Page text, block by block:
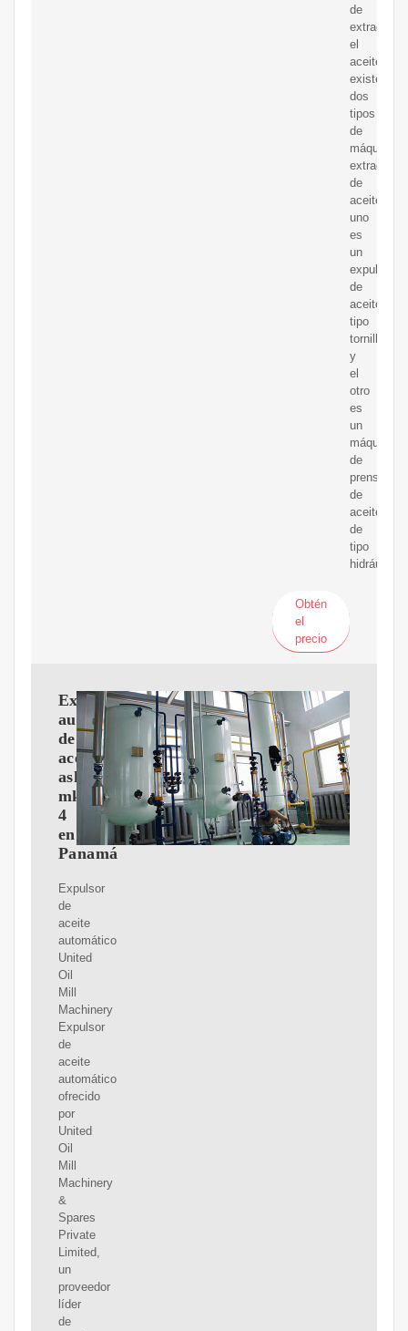
de
extraer
el
aceite,
existen
dos
tipos
de
máquinas
extractoras
de
aceite.
uno
es
un
expulsor
de
aceite
tipo
tornillo,
y
el
otro
es
un
máquina
de
prensa
de
aceite
de
tipo
hidráulico.
Obtén
el
precio
Expulsor
automático
de
aceite
ashoka
mk-
4
en
Panamá
Expulsor
de
aceite
automático
United
Oil
Mill
Machinery
Expulsor
de
aceite
automático
ofrecido
por
United
Oil
Mill
Machinery
&
Spares
Private
Limited,
un
proveedor
líder
de